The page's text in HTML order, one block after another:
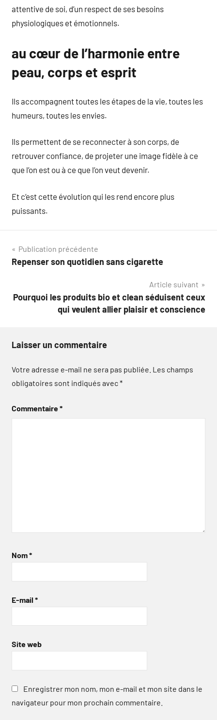
attentive de soi, d’un respect de ses besoins
physiologiques et émotionnels.
au cœur de l’harmonie entre
peau, corps et esprit
Ils accompagnent toutes les étapes de la vie, toutes les
humeurs, toutes les envies.
Ils permettent de se reconnecter à son corps, de
retrouver confiance, de projeter une image fidèle à ce
que l’on est ou à ce que l’on veut devenir.
Et c’est cette évolution qui les rend encore plus
puissants.
Navigation
de
Publication précédente
Repenser son quotidien sans cigarette
Article suivant
Pourquoi les produits bio et clean séduisent ceux
qui veulent allier plaisir et conscience
Laisser un commentaire
Votre adresse e-mail ne sera pas publiée. Les champs
obligatoires sont indiqués avec*
Commentaire*
Nom*
E-mail *
Site web
Enregistrer mon nom, mon e-mail et mon site dans le
navigateur pour mon prochain commentaire.